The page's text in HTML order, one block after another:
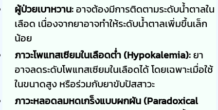
ผู้ป่วยเบาหวาน: อาจต้องมีการติดตามระดับน้ำตาลใน
เลือด เนื่องจากยาอาจทำให้ระดับน้ำตาลเพิ่มขึ้นเล็ก
น้อย
ภาวะโพแทสเซียมในเลือดต่ำ (Hypokalemia):ยา
อาจลดระดับโพแทสเซียมในเลือดได้ โดยเฉพาะเมื่อใช้
ในขนาดสูง หรือร่วมกับยาขับปัสสาวะ
ภาวะหลอดลมหดเกร็งแบบผกผัน (Paradoxical